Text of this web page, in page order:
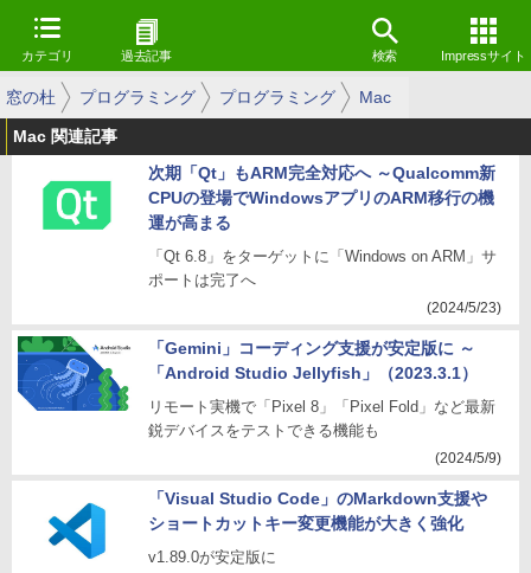
カテゴリ 過去記事 検索 Impressサイト
窓の杜 プログラミング プログラミング Mac
Mac 関連記事
次期「Qt」もARM完全対応へ ～Qualcomm新
CPUの登場でWindowsアプリのARM移行の機
運が高まる
「Qt 6.8」をターゲットに「Windows on ARM」サ
ポートは完了へ
(2024/5/23)
「Gemini」コーディング支援が安定版に ～
「Android Studio Jellyfish」（2023.3.1）
リモート実機で「Pixel 8」「Pixel Fold」など最新
鋭デバイスをテストできる機能も
(2024/5/9)
「Visual Studio Code」のMarkdown支援や
ショートカットキー変更機能が大きく強化
v1.89.0が安定版に